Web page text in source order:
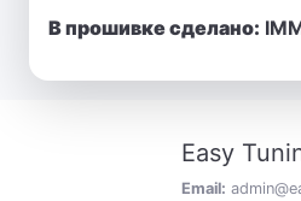
В прошивке сделано:
Easy
Email: